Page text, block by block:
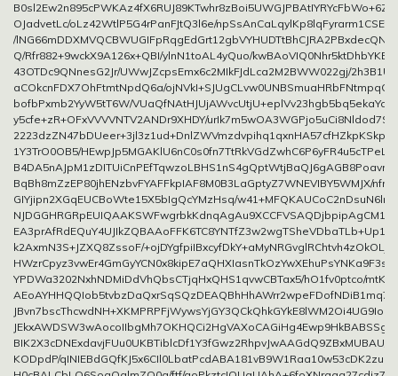
OJadvetLc/oLz42WtlP5G4rPanFJtQ3l6e/
/
Q/Rfr882+9wckX9A126x+QBI/ylnN1toAL4yQuo/
43OTDc9QNnesG2Jr/UWwJZcpsEmx6c2MIkFJdLca2M2BWW022gj/
aCOkcnFDX7OhFtmtNpdQ6a/
bofbPxmb2YyW5tT6W/
y5cfe+zR+OFxVVVVNTV2ANDr9XHDY/
1Y3TrO0OB5/
BqBh8mZzEP80jhENzbvFYAFFkpIAF8M0B3LaGptyZ7WNEVIBY5WMJX/
GIYjipn2XGqEUCBoWte15X5bIgQcYMzHsq/
k2AxmN3S+JZXQ8ZssoF/
YPDWa3202NxhNDMiDdVhQbsCTjqHxQHS1qvwCBTax5/hO1fv0ptco/
BIK2X3cDNExdavjFUu0UKBTiblcDf1Y3fGwz2RhpvJwAAGdQ9ZBxMUBAU/
KODpdP/